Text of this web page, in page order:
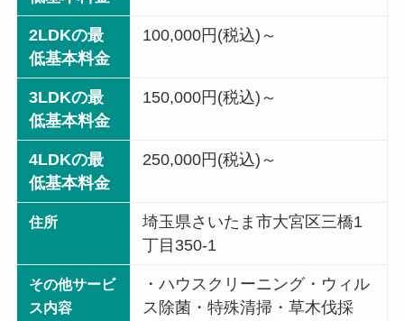
2LDKの最
低基本料金
100,000円(税込)～
3LDKの最
低基本料金
150,000円(税込)～
4LDKの最
低基本料金
250,000円(税込)～
住所
埼玉県さいたま市大宮区三橋1
丁目350-1
その他サービ
ス内容
・ハウスクリーニング・ウィル
ス除菌・特殊清掃・草木伐採